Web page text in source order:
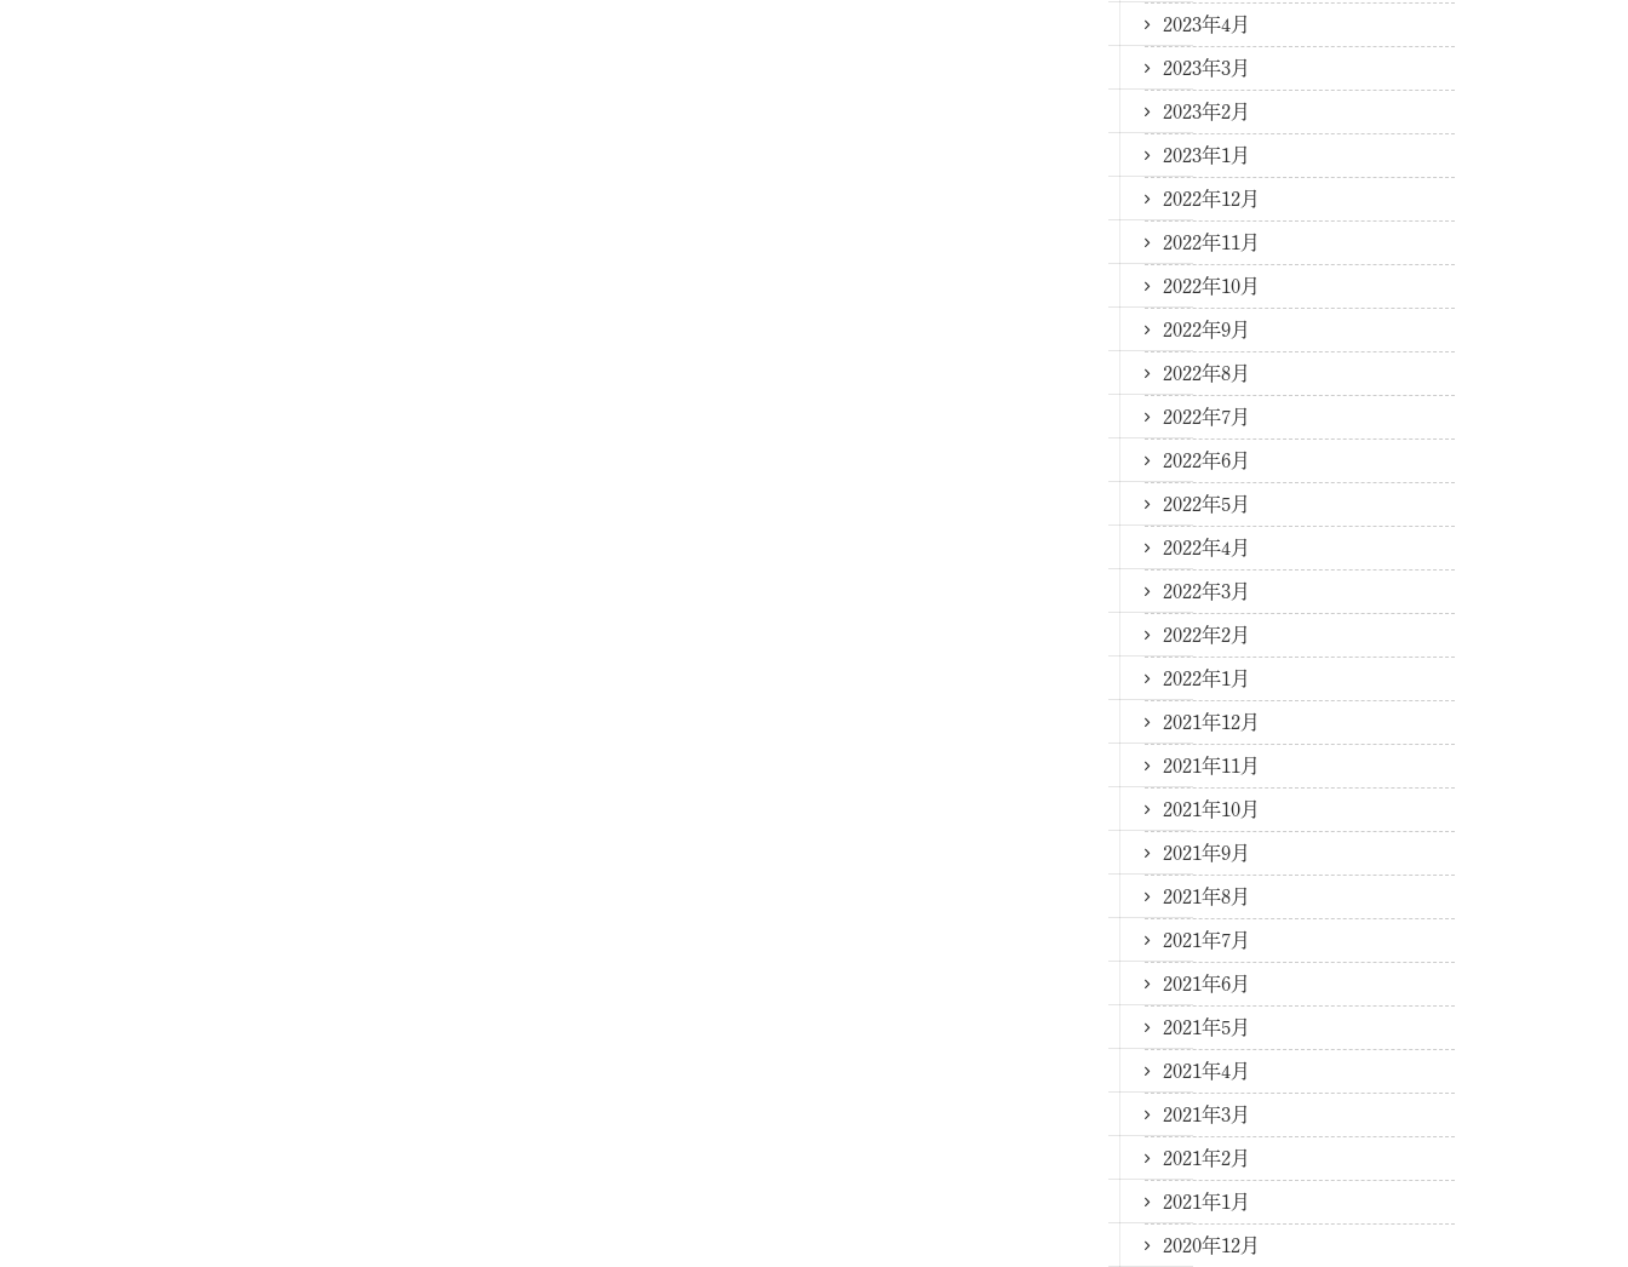
2023年4月
2023年3月
2023年2月
2023年1月
2022年12月
2022年11月
2022年10月
2022年9月
2022年8月
2022年7月
2022年6月
2022年5月
2022年4月
2022年3月
2022年2月
2022年1月
2021年12月
2021年11月
2021年10月
2021年9月
2021年8月
2021年7月
2021年6月
2021年5月
2021年4月
2021年3月
2021年2月
2021年1月
2020年12月